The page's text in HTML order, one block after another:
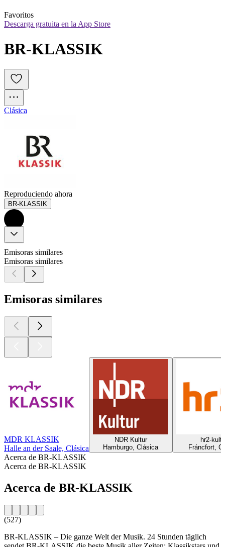
Favoritos
Descarga gratuita en la App Store
BR-KLASSIK
Clásica
Reproduciendo ahora
BR-KLASSIK
Emisoras similares
Emisoras similares
Emisoras similares
MDR KLASSIK
Halle an der Saale, Clásica
NDR Kultur
Hamburgo, Clásica
hr2-
Fráncfort,
Acerca de BR-KLASSIK
Acerca de BR-KLASSIK
Acerca de BR-KLASSIK
(527)
BR-KLASSIK – Die ganze Welt der Musik. 24 Stunden täglich